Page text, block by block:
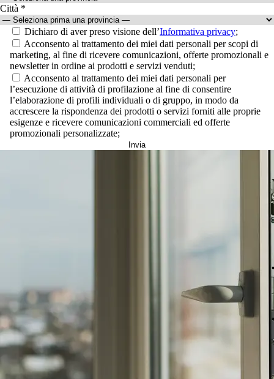
Città *
Dichiaro di aver preso visione dell’Informativa privacy;
Acconsento al trattamento dei miei dati personali per scopi di
marketing, al fine di ricevere comunicazioni, offerte promozionali e
newsletter in ordine ai prodotti e servizi venduti;
Acconsento al trattamento dei miei dati personali per
l’esecuzione di attività di profilazione al fine di consentire
l’elaborazione di profili individuali o di gruppo, in modo da
accrescere la rispondenza dei prodotti o servizi forniti alle proprie
esigenze e ricevere comunicazioni commerciali ed offerte
promozionali personalizzate;